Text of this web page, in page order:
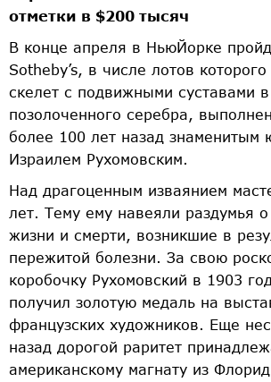
отметки в $200 тысяч
В конце апреля в Нью­Йорке
Sotheby’s, в числе лотов
скелет с подвижными суставами
позолоченного серебра,
более 100 лет назад знаменитым
Израилем Рухомовским.
Над драгоценным изваянием
лет. Тему ему навеяли раздумья
жизни и смерти, возникшие в
пережитой болезни. За свою
коробочку Рухомовский в 1903
получил золотую медаль на
французских художников. Еще
назад дорогой раритет
американскому магнату из